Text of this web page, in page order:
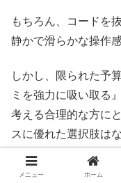
もちろん、コードを
静かで滑らかな操作
しかし、限られた予
ミを強力に吸い取る
考える合理的な方に
スに優れた選択肢は
日本の丁寧なものづ
メニュー ホーム